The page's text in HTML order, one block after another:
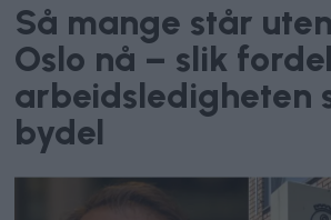
Så mange står
Oslo nå – slik
arbeidsledigheten
bydel